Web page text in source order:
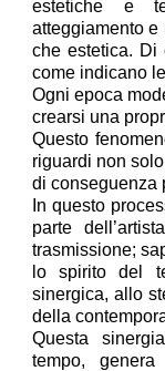
estetiche e
atteggiamento
che estetica. Di
come indicano
Ogni epoca
crearsi una
Questo
riguardi non
di conseguenza
In questo
parte
trasmissione;
lo spirito del
sinergica, allo
della
Questa
tempo,